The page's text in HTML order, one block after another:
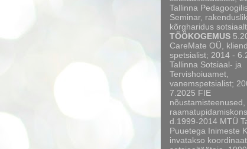
Tallinna
Seminar, rakenduslik
kõrgharidus
TÖÖKOGEMUS
CareMate OÜ,
spetsialist; 2014 -
Tallinna Sotsiaal- ja
Tervishoiuamet,
vanemspetsialist;
7.2025 FIE
nõustamisteenused,
d.1999-2014 MTÜ
Puuetega Inimeste
invatakso